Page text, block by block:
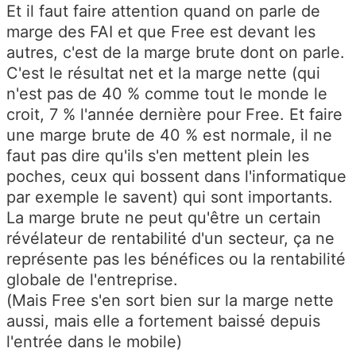
Et il faut faire attention quand on parle de
marge des FAI et que Free est devant les
autres, c'est de la marge brute dont on parle.
C'est le résultat net et la marge nette (qui
n'est pas de 40 % comme tout le monde le
croit, 7 % l'année dernière pour Free. Et faire
une marge brute de 40 % est normale, il ne
faut pas dire qu'ils s'en mettent plein les
poches, ceux qui bossent dans l'informatique
par exemple le savent) qui sont importants.
La marge brute ne peut qu'être un certain
révélateur de rentabilité d'un secteur, ça ne
représente pas les bénéfices ou la rentabilité
globale de l'entreprise.
(Mais Free s'en sort bien sur la marge nette
aussi, mais elle a fortement baissé depuis
l'entrée dans le mobile)